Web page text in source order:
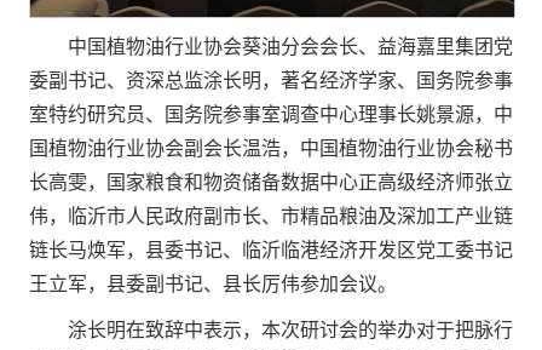
中国植物油行业协会葵油分会会长、益海嘉里集团党
委副书记、资深总监涂长明，著名经济学家、国务院参事
室特约研究员、国务院参事室调查中心理事长姚景源，中
国植物油行业协会副会长温浩，中国植物油行业协会秘书
长高雯，国家粮食和物资储备数据中心正高级经济师张立
伟，临沂市人民政府副市长、市精品粮油及深加工产业链
链长马焕军，县委书记、临沂临港经济开发区党工委书记
王立军，县委副书记、县长厉伟参加会议。
涂长明在致辞中表示，本次研讨会的举办对于把脉行